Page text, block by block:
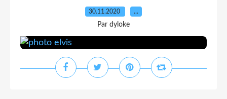
30.11.2020 …
Par dyloke